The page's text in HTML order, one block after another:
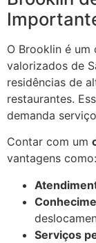
O Brooklin é
valorizados de
residências de
restaurantes.
demanda
Contar com um
vantagens como:
Serviços